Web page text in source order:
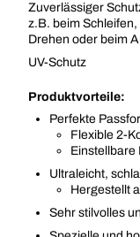
Zuverlässiger
z.B. beim
Drehen oder beim
UV-Schutz
Produktvorteile:
Perfekte
Flexible 2-
Einstellbare
Ultraleicht,
Hergestellt
Sehr stilvolles